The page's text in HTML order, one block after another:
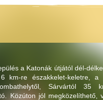
a Katonák útjától dél-
km-re északkelet-keletre, a
Sárvártól 35
Közúton jól megközelíthető,